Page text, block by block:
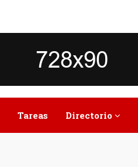
Tareas Directorio